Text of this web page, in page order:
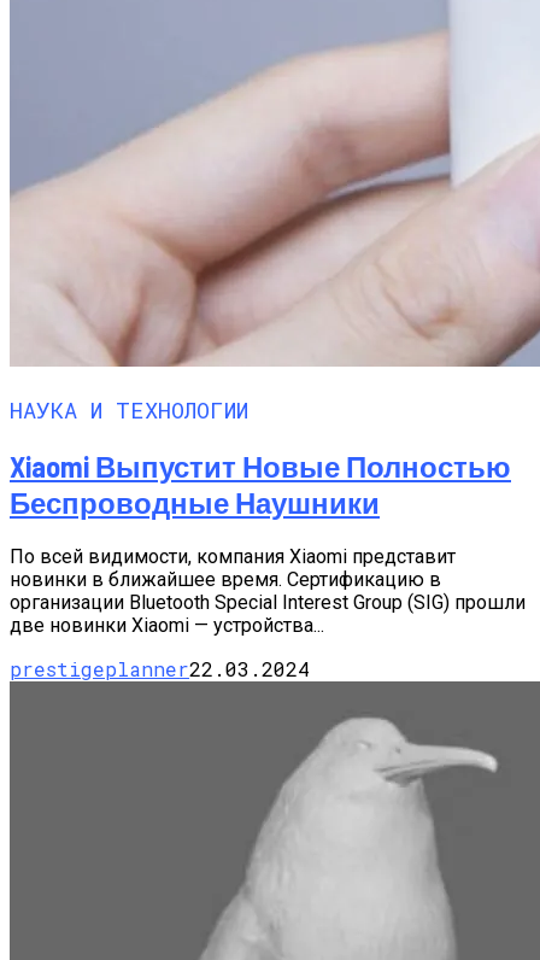
НАУКА И ТЕХНОЛОГИИ
Xiaomi Выпустит Новые Полностью
Беспроводные Наушники
По всей видимости, компания Xiaomi представит
новинки в ближайшее время. Сертификацию в
организации Bluetooth Special Interest Group (SIG) прошли
две новинки Xiaomi — устройства...
prestigeplanner22.03.2024